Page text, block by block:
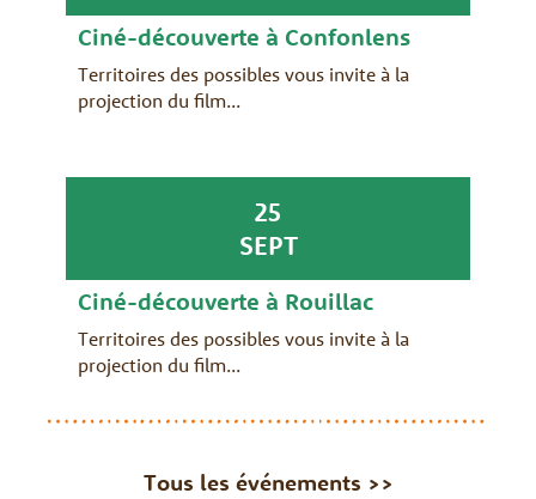
Ciné-découverte à Confonlens
Territoires des possibles vous invite à la
projection du film...
25
SEPT
Ciné-découverte à Rouillac
Territoires des possibles vous invite à la
projection du film...
Tous les événements >>